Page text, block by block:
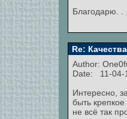
Благодарю. . .
Re:
Author:
Date: 11-04-
Интересно,
быть
не всё так